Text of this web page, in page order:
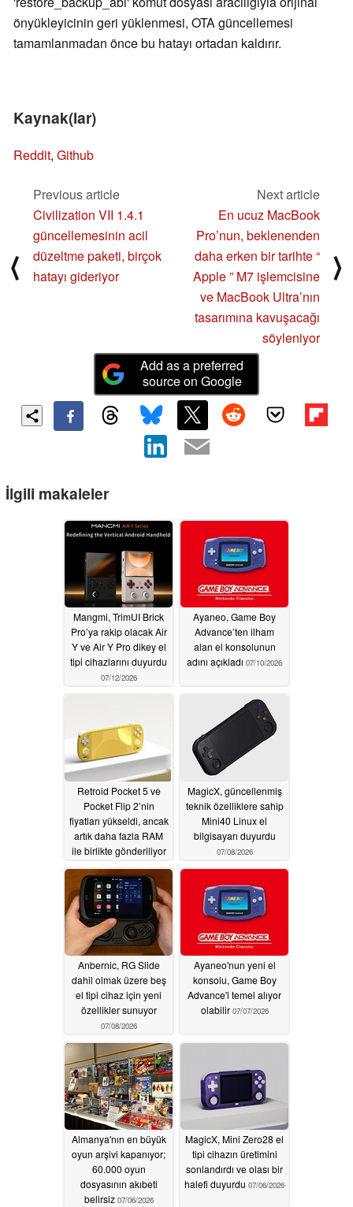
önyükleyicinin geri yüklenmesi, OTA güncellemesi
tamamlanmadan önce bu hatayı ortadan kaldırır.
Kaynak(lar)
Reddit, Github
⟨
Previous article
Civilization VII 1.4.1
güncellemesinin acil
düzeltme paketi, birçok
hatayı gideriyor
Next article
En ucuz MacBook
Pro’nun, beklenenden
daha erken bir tarihte “
Apple ” M7 işlemcisine
ve MacBook Ultra’nın
tasarımına kavuşacağı
söyleniyor
⟩
Add as a preferred
source on Google
İlgili makaleler
Mangmi, TrimUI Brick
Pro’ya rakip olacak Air
Y ve Air Y Pro dikey el
tipi cihazlarını duyurdu
07/12/2026
Ayaneo, Game Boy
Advance’ten ilham
alan el konsolunun
adını açıkladı 07/10/2026
Retroid Pocket 5 ve
Pocket Flip 2’nin
fiyatları yükseldi, ancak
artık daha fazla RAM
ile birlikte gönderiliyor
07/09/2026
MagicX, güncellenmiş
teknik özelliklere sahip
Mini40 Linux el
bilgisayarı duyurdu
07/08/2026
Anbernic, RG Slide
dahil olmak üzere beş
el tipi cihaz için yeni
özellikler sunuyor
07/08/2026
Ayaneo'nun yeni el
konsolu, Game Boy
Advance'i temel alıyor
olabilir 07/07/2026
Almanya'nın en büyük
oyun arşivi kapanıyor;
60.000 oyun
dosyasının akıbeti
belirsiz 07/06/2026
MagicX, Mini Zero28 el
tipi cihazın üretimini
sonlandırdı ve olası bir
halefi duyurdu 07/06/2026